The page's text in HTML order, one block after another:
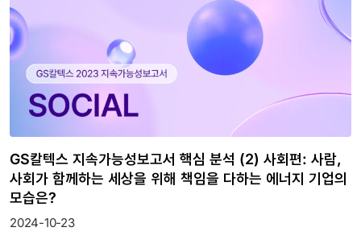
GS칼텍스 지속가능성보고서 핵심 분석 (2) 사회편: 사람,
사회가 함께하는 세상을 위해 책임을 다하는 에너지 기업의
모습은?
2024-10-23